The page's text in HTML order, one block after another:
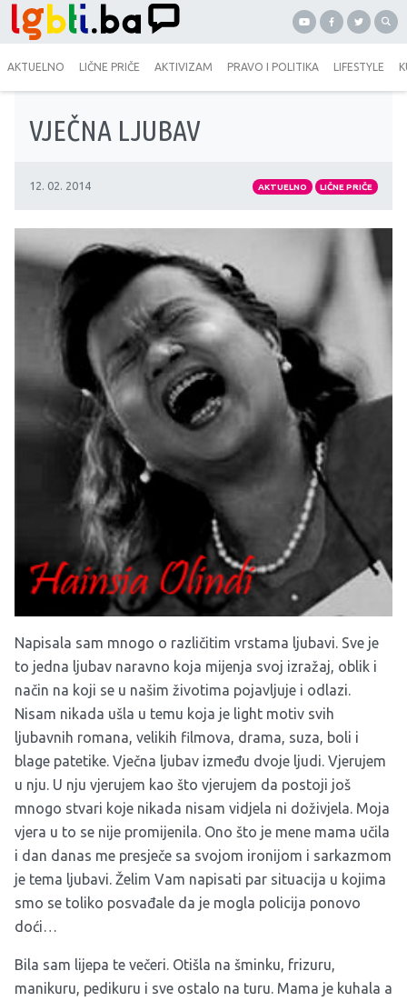
AKTUELNO LIČNE PRIČE AKTIVIZAM PRAVO I POLITIKA LIFESTYLE
VJEČNA LJUBAV
12. 02. 2014 AKTUELNO LIČNE PRIČE
Napisala sam mnogo o različitim vrstama ljubavi. Sve je
to jedna ljubav naravno koja mijenja svoj izražaj, oblik i
način na koji se u našim životima pojavljuje i odlazi.
Nisam nikada ušla u temu koja je light motiv svih
ljubavnih romana, velikih filmova, drama, suza, boli i
blage patetike. Vječna ljubav između dvoje ljudi. Vjerujem
u nju. U nju vjerujem kao što vjerujem da postoji još
mnogo stvari koje nikada nisam vidjela ni doživjela. Moja
vjera u to se nije promijenila. Ono što je mene mama učila
i dan danas me presječe sa svojom ironijom i sarkazmom
je tema ljubavi. Želim Vam napisati par situacija u kojima
smo se toliko posvađale da je mogla policija ponovo
doći…
Bila sam lijepa te večeri. Otišla na šminku, frizuru,
manikuru, pedikuru i sve ostalo na turu. Mama je kuhala a